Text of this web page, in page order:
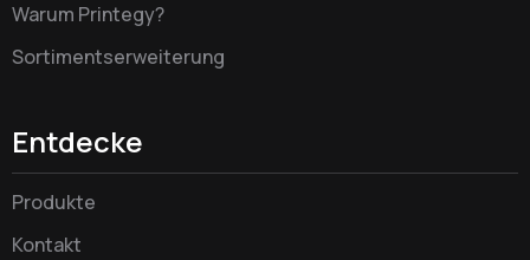
Warum Printegy?
Sortimentserweiterung
Entdecke
Produkte
Kontakt